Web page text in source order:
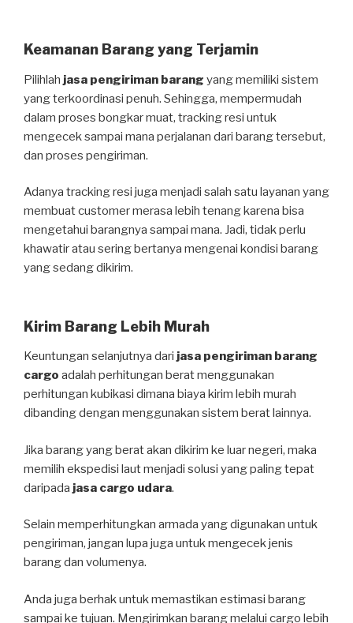
Keamanan Barang yang Terjamin
Pilihlah jasa pengiriman barang yang memiliki sistem
yang terkoordinasi penuh. Sehingga, mempermudah
dalam proses bongkar muat, tracking resi untuk
mengecek sampai mana perjalanan dari barang tersebut,
dan proses pengiriman.
Adanya tracking resi juga menjadi salah satu layanan yang
membuat customer merasa lebih tenang karena bisa
mengetahui barangnya sampai mana. Jadi, tidak perlu
khawatir atau sering bertanya mengenai kondisi barang
yang sedang dikirim.
Kirim Barang Lebih Murah
Keuntungan selanjutnya dari jasa pengiriman barang
cargo adalah perhitungan berat menggunakan
perhitungan kubikasi dimana biaya kirim lebih murah
dibanding dengan menggunakan sistem berat lainnya.
Jika barang yang berat akan dikirim ke luar negeri, maka
memilih ekspedisi laut menjadi solusi yang paling tepat
daripada jasa cargo udara.
Selain memperhitungkan armada yang digunakan untuk
pengiriman, jangan lupa juga untuk mengecek jenis
barang dan volumenya.
Anda juga berhak untuk memastikan estimasi barang
sampai ke tujuan. Mengirimkan barang melalui cargo lebih